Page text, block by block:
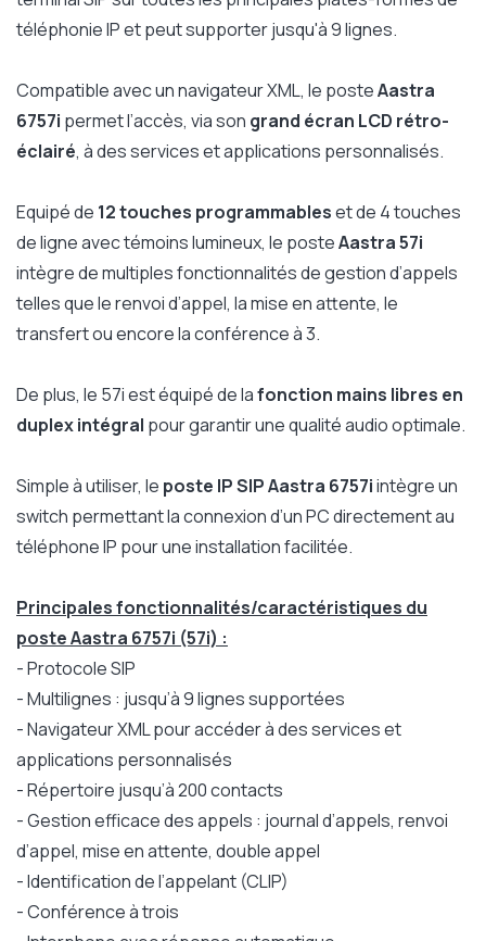
téléphonie IP et peut supporter jusqu'à 9 lignes.
Compatible avec un navigateur XML, le posteAastra
6757i permet l’accès, via son grand écran LCD rétro-
éclairé, à des services et applications personnalisés.
Equipé de 12 touches programmableset de 4 touches
de ligne avec témoins lumineux, le posteAastra 57i
intègre de multiples fonctionnalités de gestion d’appels
telles que le renvoi d’appel, la mise en attente, le
transfert ou encore la conférence à 3.
De plus, le 57i est équipé de lafonction mains libres en
duplex intégral pour garantir une qualité audio optimale.
Simple à utiliser, le poste IP SIP Aastra 6757iintègre un
switch permettant la connexion d’un PC directement au
téléphone IP pour une installation facilitée.
Principales fonctionnalités/caractéristiques du
poste Aastra 6757i (57i) :
- Protocole SIP
- Multilignes : jusqu’à 9 lignes supportées
- Navigateur XML pour accéder à des services et
applications personnalisés
- Répertoire jusqu’à 200 contacts
- Gestion efficace des appels : journal d’appels, renvoi
d’appel, mise en attente, double appel
- Identification de l’appelant (CLIP)
- Conférence à trois